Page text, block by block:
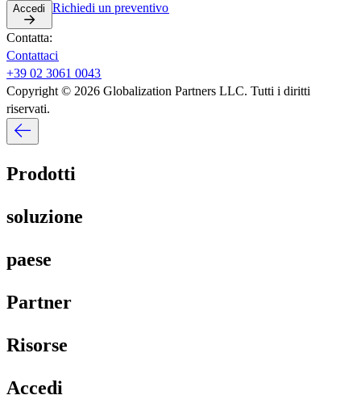
Accedi​​ Richiedi un preventivo​​
Contatta:​​
Contattaci​​
+39 02 3061 0043​​
Copyright © 2026 Globalization Partners LLC. Tutti i diritti
riservati.​​
Prodotti​​
soluzione​​
paese​​
Partner​​
Risorse​​
Accedi​​